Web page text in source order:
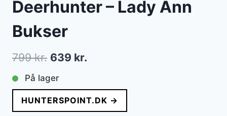
Deerhunter – Lady Ann
Bukser
799kr. Den
oprindelige
pris
var:
639 kr.
pris
er:
På lager
HUNTERSPOINT.DK →